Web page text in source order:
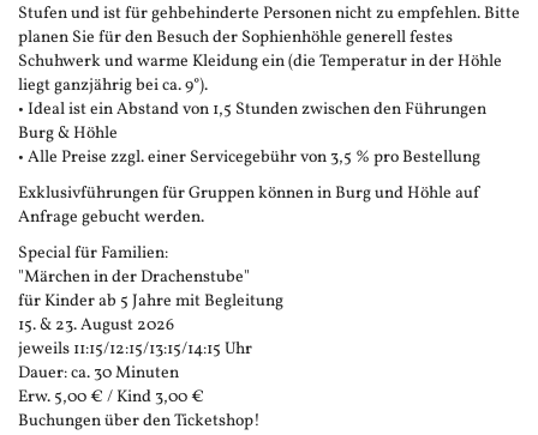
Stufen und ist für gehbehinderte Personen nicht zu empfehlen. Bitte
planen Sie für den Besuch der Sophienhöhle generell festes
Schuhwerk und warme Kleidung ein (die Temperatur in der Höhle
liegt ganzjährig bei ca. 9°).
• Ideal ist ein Abstand von 1,5 Stunden zwischen den Führungen
Burg & Höhle
• Alle Preise zzgl. einer Servicegebühr von 3,5 % pro Bestellung
Exklusivführungen für Gruppen können in Burg und Höhle auf
Anfrage gebucht werden.
Special für Familien:
"Märchen in der Drachenstube"
für Kinder ab 5 Jahre mit Begleitung
15. & 23. August 2026
jeweils 11:15/12:15/13:15/14:15 Uhr
Dauer: ca. 30 Minuten
Erw. 5,00 € / Kind 3,00 €
Buchungen über den Ticketshop!